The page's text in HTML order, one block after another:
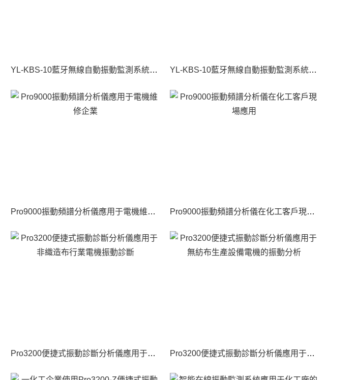
YL-KBS-10藍牙無線自動振動監測系統應用于物流輸送行業客戶 YL-KBS-10藍牙無線自動振動監測系統應用于化工行業客戶
Pro9000振動頻譜分析儀應用于電機維修企業 Pro9000振動頻譜分析儀在化工客戶現場應用
Pro3200便捷式振動診斷分析儀應用于非織造布行業電機振動診斷 Pro3200便捷式振動診斷分析儀應用于無紡布生產設備電機的振動分析